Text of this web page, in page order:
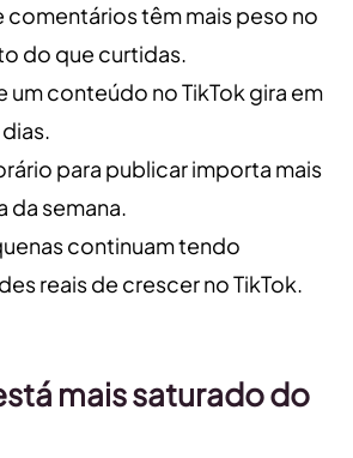
comentários têm mais peso no
do que curtidas.
um conteúdo no TikTok gira em
para publicar importa mais
da semana.
continuam tendo
reais de crescer no TikTok.
mais saturado do